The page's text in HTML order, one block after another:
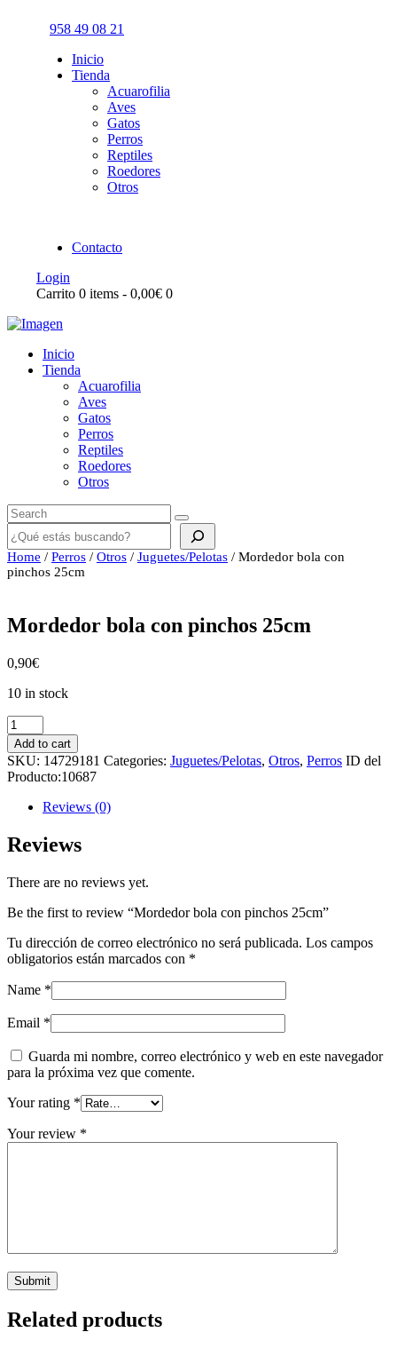
958 49 08 21
Inicio
Tienda
Acuarofilia
Aves
Gatos
Perros
Reptiles
Roedores
Otros
Contacto
Login
Carrito 0 items - 0,00€ 0
Inicio
Tienda
Acuarofilia
Aves
Gatos
Perros
Reptiles
Roedores
Otros
Buscar
Home / Perros / Otros / Juguetes/Pelotas / Mordedor bola con
pinchos 25cm
Mordedor bola con pinchos 25cm
0,90€
10 in stock
Mordedor
bola
con
pinchos
25cm
quantity
Add to cart
SKU: 14729181 Categories: Juguetes/Pelotas, Otros, Perros ID del
Producto:10687
Reviews (0)
Reviews
There are no reviews yet.
Be the first to review “Mordedor bola con pinchos 25cm”
Tu dirección de correo electrónico no será publicada. Los campos
obligatorios están marcados con *
Name *
Email *
Guarda mi nombre, correo electrónico y web en este navegador
para la próxima vez que comente.
Your rating *
Your review *
Related products